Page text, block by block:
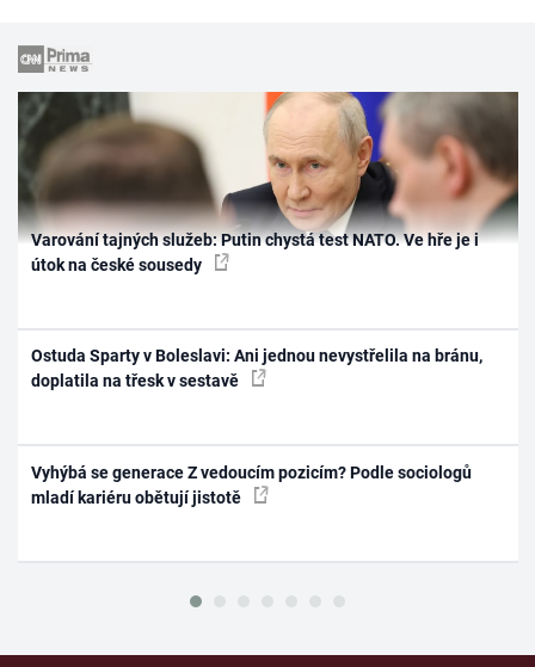
Varování tajných služeb: Putin chystá test NATO. Ve hře je i
útok na české sousedy
Ostuda Sparty v Boleslavi: Ani jednou nevystřelila na bránu,
doplatila na třesk v sestavě
Vyhýbá se generace Z vedoucím pozicím? Podle sociologů
mladí kariéru obětují jistotě